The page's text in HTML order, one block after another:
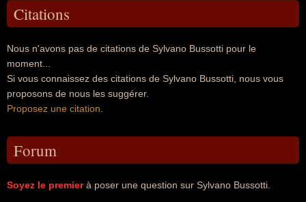
Citations
Nous n'avons pas de citations de Sylvano Bussotti pour le
moment...
Si vous connaissez des citations de Sylvano Bussotti, nous vous
proposons de nous les suggérer.
Proposez une citation
Forum
Soyez le premierà poser une question sur Sylvano Bussotti.